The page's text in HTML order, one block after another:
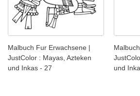
Malbuch Fur Erwachsene |
JustColor : Mayas, Azteken
und Inkas - 27
und